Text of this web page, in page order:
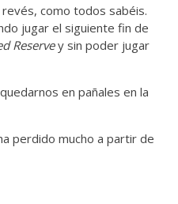
como todos sabéis.
jugar el siguiente fin de
Reservey sin poder jugar
en pañales en la
perdido mucho a partir de